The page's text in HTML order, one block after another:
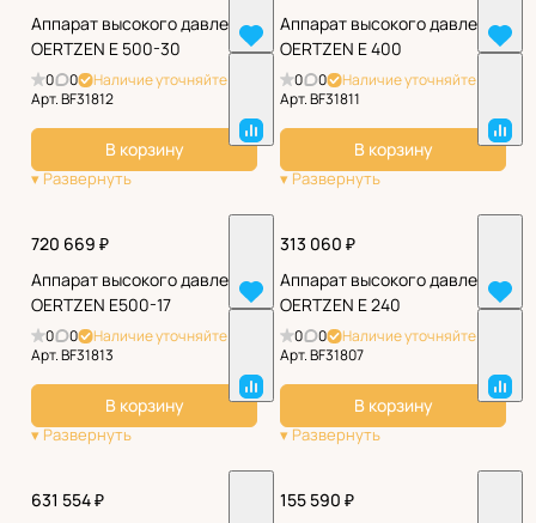
Аппарат высокого давления
OERTZEN E 500-30
0 0
Наличие уточняйте
Арт.BF31812
В корзину
Аппарат высокого давления
OERTZEN E 400
0 0
Наличие уточняйте
Арт.BF31811
В корзину
720 669 ₽
Аппарат высокого давления
OERTZEN E500-17
0 0
Наличие уточняйте
Арт.BF31813
В корзину
313 060 ₽
Аппарат высокого давления
OERTZEN E 240
0 0
Наличие уточняйте
Арт.BF31807
В корзину
631 554 ₽
155 590 ₽